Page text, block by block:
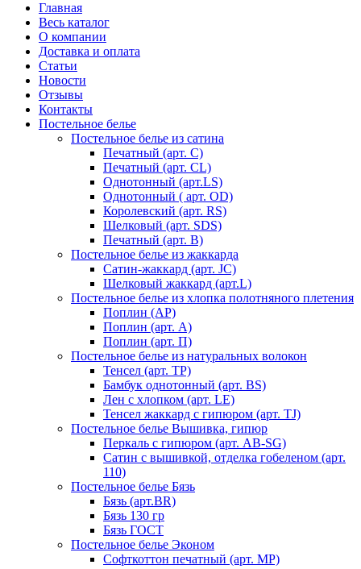
Главная
Весь каталог
О компании
Доставка и оплата
Статьи
Новости
Отзывы
Контакты
Постельное белье
Постельное белье из сатина
Печатный (арт. С)
Печатный (арт. СL)
Однотонный (арт.LS)
Однотонный ( арт. OD)
Королевский (арт. RS)
Шелковый (арт. SDS)
Печатный (арт. В)
Постельное белье из жаккарда
Сатин-жаккард (арт. JC)
Шелковый жаккард (арт.L)
Постельное белье из хлопка полотняного плетения
Поплин (AP)
Поплин (арт. А)
Поплин (арт. П)
Постельное белье из натуральных волокон
Тенсел (арт. ТР)
Бамбук однотонный (арт. BS)
Лен с хлопком (арт. LE)
Тенсел жаккард с гипюром (арт. TJ)
Постельное белье Вышивка, гипюр
Перкаль с гипюром (арт. AB-SG)
Сатин с вышивкой, отделка гобеленом (арт.
110)
Постельное белье Бязь
Бязь (арт.BR)
Бязь 130 гр
Бязь ГОСТ
Постельное белье Эконом
Софткоттон печатный (арт. MР)